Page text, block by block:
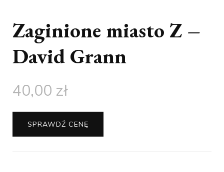
Zaginione miasto Z –
David Grann
40,00 zł
SPRAWDŹ CENĘ